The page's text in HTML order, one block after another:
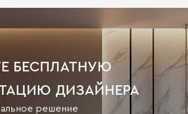
БЕСПЛАТНУЮ
ДИЗАЙНЕРА
решение